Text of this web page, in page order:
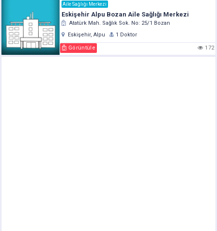
Aile Sağlığı Merkezi
Eskişehir Alpu Bozan Aile Sağlığı Merkezi
Atatürk Mah. Sağlık Sok. No: 25/1 Bozan
Eskişehir, Alpu
1 Doktor
Görüntüle 172